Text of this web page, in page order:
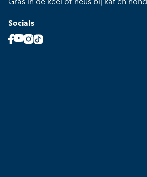
Gras in de keel of neus bij kat en hond
Socials